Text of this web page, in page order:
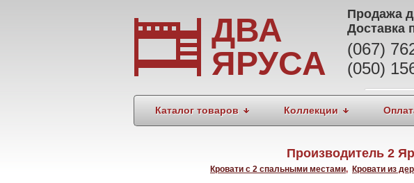
ДВА
ЯРУСА
Продажа
Доставка
(067)
(050)
Каталог товаров Коллекции
Производитель 2
Кровати с 2 спальными местами, Кровати из